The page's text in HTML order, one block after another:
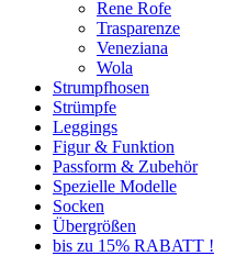
Rene Rofe
Trasparenze
Veneziana
Wola
Strumpfhosen
Strümpfe
Leggings
Figur & Funktion
Passform & Zubehör
Spezielle Modelle
Socken
Übergrößen
bis zu 15% RABATT !